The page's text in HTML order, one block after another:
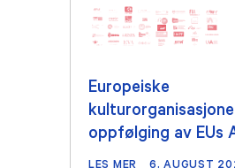
Europeiske
oppfølging av EUs